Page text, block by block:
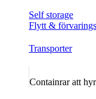
Self storage
Flytt &
Transporter
Containrar att